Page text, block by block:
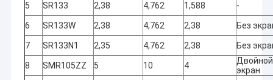
5
SR133 2,38 4,762 1,588 -
6 SR133W 2,38 4,762 2,38 Без
7 SR133N1 2,35 4,762 2,38 Без
8 SMR105ZZ 5 10 4
Двойной
экран